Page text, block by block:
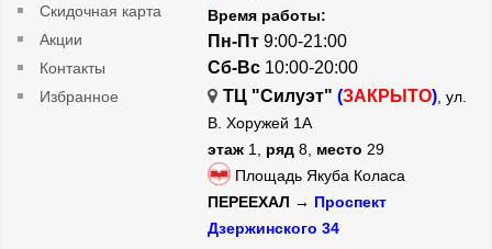
Скидочная карта
Акции
Контакты
Избранное
Время работы:
Пн-Пт 9:00-21:00
Сб-Вс 10:00-20:00
ТЦ "Силуэт" (ЗАКРЫТО), ул.
В. Хоружей 1А
этаж 1, ряд 8, место 29
Площадь Якуба Коласа
ПЕРЕЕХАЛ → Проспект
Дзержинского 34